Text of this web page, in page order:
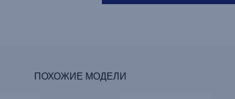
ПОХОЖИЕ МОДЕЛИ